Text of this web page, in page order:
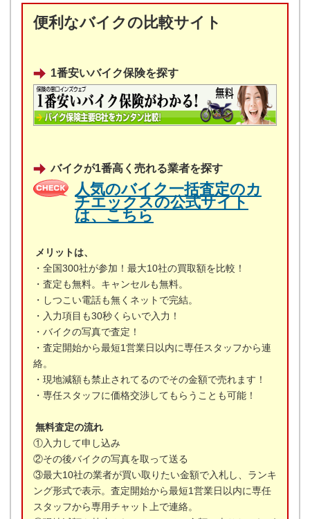
便利なバイクの比較サイト
1番安いバイク保険を探す
バイクが1番高く売れる業者を探す
人気のバイク一括査定のカ
チエックスの公式サイト
は、こちら
メリットは、
・全国300社が参加！最大10社の買取額を比較！
・査定も無料。キャンセルも無料。
・しつこい電話も無くネットで完結。
・入力項目も30秒くらいで入力！
・バイクの写真で査定！
・査定開始から最短1営業日以内に専任スタッフから連
絡。
・現地減額も禁止されてるのでその金額で売れます！
・専任スタッフに価格交渉してもらうことも可能！
無料査定の流れ
①入力して申し込み
②その後バイクの写真を取って送る
③最大10社の業者が買い取りたい金額で入札し、ランキ
ング形式で表示。査定開始から最短1営業日以内に専任
スタッフから専用チャット上で連絡。